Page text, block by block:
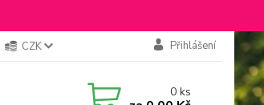
CZK Přihlášení
0ks